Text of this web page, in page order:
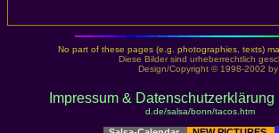
No part of these pages (e.g. photographies, texts)
Diese Bilder sind urheberrechtlich
Design/Copyright © 1998-2002 by
Impressum & Datenschutzerklärung
d.de/salsa/bonn/tacos.htm